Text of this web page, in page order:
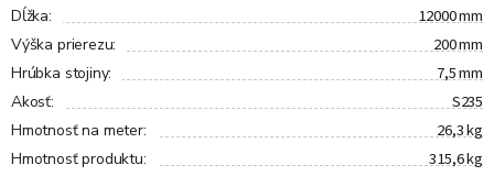
Dĺžka: 12000 mm
Výška prierezu: 200 mm
Hrúbka stojiny: 7,5 mm
Akosť: S235
Hmotnosť na meter: 26,3 kg
Hmotnosť produktu: 315,6 kg